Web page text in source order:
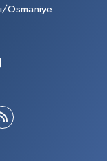
Osmaniye